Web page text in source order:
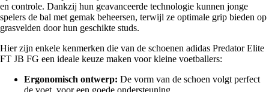
en controle. Dankzij hun geavanceerde technologie kunnen jonge
spelers de bal met gemak beheersen, terwijl ze optimale grip bieden op
grasvelden door hun geschikte studs.
Hier zijn enkele kenmerken die van de schoenen adidas Predator Elite
FT JB FG een ideale keuze maken voor kleine voetballers:
Ergonomisch ontwerp: De vorm van de schoen volgt perfect
de voet, voor een goede ondersteuning.